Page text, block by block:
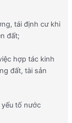
tái định cư khi
đất;
hợp tác kinh
đất, tài sản
yếu tố nước